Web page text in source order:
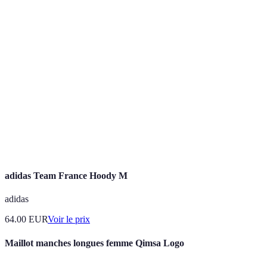
adidas Team France Hoody M
adidas
64.00 EURVoir le prix
Maillot manches longues femme Qimsa Logo